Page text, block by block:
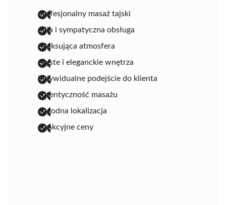
profesjonalny masaż tajski
miła i sympatyczna obsługa
relaksująca atmosfera
czyste i eleganckie wnętrza
indywidualne podejście do klienta
autentyczność masażu
dogodna lokalizacja
atrakcyjne ceny